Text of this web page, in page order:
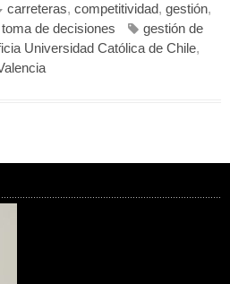
carreteras, competitividad, gestión,
toma de decisiones
gestión de
Universidad Católica de Chile,